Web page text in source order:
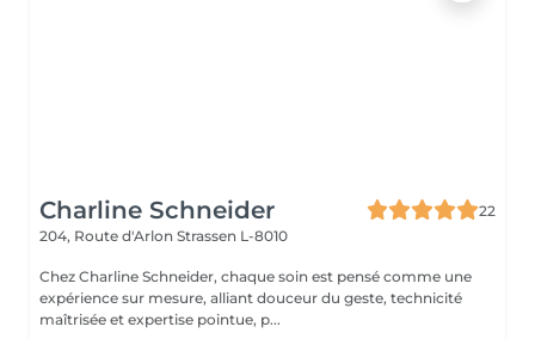
Charline Schneider
22
204, Route d'Arlon Strassen L-8010
Chez Charline Schneider, chaque soin est pensé comme une
expérience sur mesure, alliant douceur du geste, technicité
maîtrisée et expertise pointue, p...